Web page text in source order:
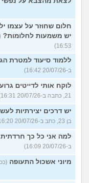
חלום שחוזר על עצמו
יש משמעות לחלומות?
16:53)
ללמוד סיעוד למטרת
ב-20/07/26 16:42)
לוקח אותי לדייטים
21, כתבה ב-20/07/26 16:31)
יש דרכים יצירתיות
בן 23, כתב ב-20/07/26 16:20)
למה אני כל כך
ב-20/07/26 16:09)
מיוני אשכול התעופה (ככככ, בן